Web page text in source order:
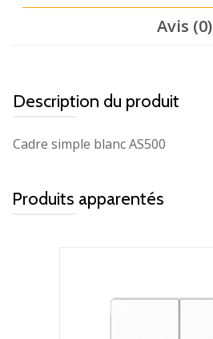
Avis (0)
Description du produit
Cadre simple blanc AS500
Produits apparentés